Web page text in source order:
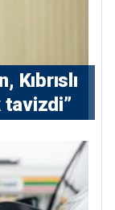
Kıbrıslı
tavizdi”